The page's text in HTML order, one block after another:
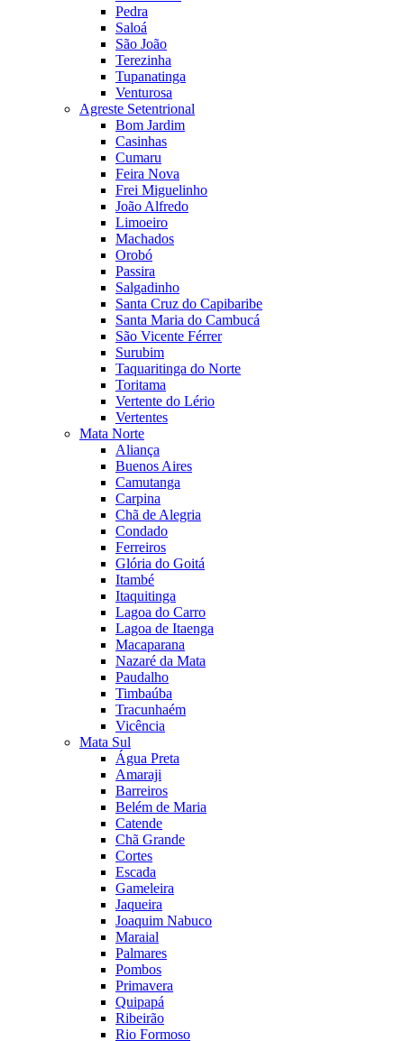
Pedra
Saloá
São João
Terezinha
Tupanatinga
Venturosa
Agreste Setentrional
Bom Jardim
Casinhas
Cumaru
Feira Nova
Frei Miguelinho
João Alfredo
Limoeiro
Machados
Orobó
Passira
Salgadinho
Santa Cruz do Capibaribe
Santa Maria do Cambucá
São Vicente Férrer
Surubim
Taquaritinga do Norte
Toritama
Vertente do Lério
Vertentes
Mata Norte
Aliança
Buenos Aires
Camutanga
Carpina
Chã de Alegria
Condado
Ferreiros
Glória do Goitá
Itambé
Itaquitinga
Lagoa do Carro
Lagoa de Itaenga
Macaparana
Nazaré da Mata
Paudalho
Timbaúba
Tracunhaém
Vicência
Mata Sul
Água Preta
Amaraji
Barreiros
Belém de Maria
Catende
Chã Grande
Cortes
Escada
Gameleira
Jaqueira
Joaquim Nabuco
Maraial
Palmares
Pombos
Primavera
Quipapá
Ribeirão
Rio Formoso